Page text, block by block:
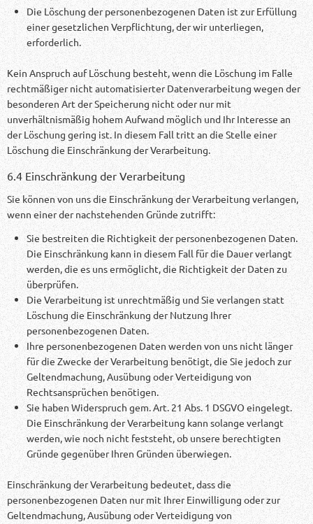
Die Löschung der personenbezogenen Daten ist zur Erfüllung
einer gesetzlichen Verpflichtung, der wir unterliegen,
erforderlich.
Kein Anspruch auf Löschung besteht, wenn die Löschung im Falle
rechtmäßiger nicht automatisierter Datenverarbeitung wegen der
besonderen Art der Speicherung nicht oder nur mit
unverhältnismäßig hohem Aufwand möglich und Ihr Interesse an
der Löschung gering ist. In diesem Fall tritt an die Stelle einer
Löschung die Einschränkung der Verarbeitung.
6.4 Einschränkung der Verarbeitung
Sie können von uns die Einschränkung der Verarbeitung verlangen,
wenn einer der nachstehenden Gründe zutrifft:
Sie bestreiten die Richtigkeit der personenbezogenen Daten.
Die Einschränkung kann in diesem Fall für die Dauer verlangt
werden, die es uns ermöglicht, die Richtigkeit der Daten zu
überprüfen.
Die Verarbeitung ist unrechtmäßig und Sie verlangen statt
Löschung die Einschränkung der Nutzung Ihrer
personenbezogenen Daten.
Ihre personenbezogenen Daten werden von uns nicht länger
für die Zwecke der Verarbeitung benötigt, die Sie jedoch zur
Geltendmachung, Ausübung oder Verteidigung von
Rechtsansprüchen benötigen.
Sie haben Widerspruch gem. Art. 21 Abs. 1 DSGVO eingelegt.
Die Einschränkung der Verarbeitung kann solange verlangt
werden, wie noch nicht feststeht, ob unsere berechtigten
Gründe gegenüber Ihren Gründen überwiegen.
Einschränkung der Verarbeitung bedeutet, dass die
personenbezogenen Daten nur mit Ihrer Einwilligung oder zur
Geltendmachung, Ausübung oder Verteidigung von